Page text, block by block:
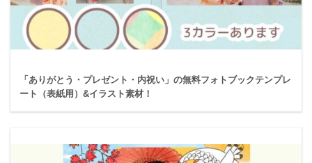
「ありがとう・プレゼント・内祝い」の無料フォトブックテンプレ
ート（表紙用）&イラスト素材！